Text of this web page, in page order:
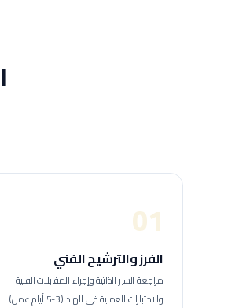
01
الفرز والترشيح الفني
مراجعة السير الذاتية وإجراء المقابلات الفنية
والاختبارات العملية في الهند (3-5 أيام عمل).